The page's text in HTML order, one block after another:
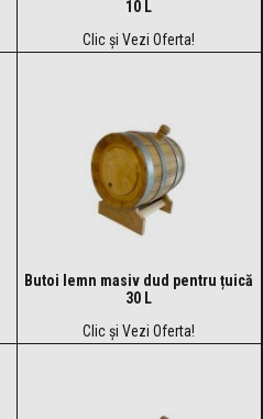
10 L
Clic și Vezi Oferta!
Butoi lemn masiv dud pentru țuică
30 L
Clic și Vezi Oferta!